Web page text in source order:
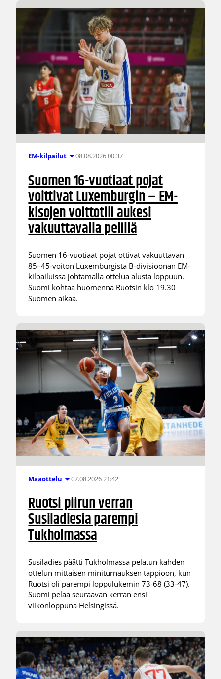
EM-kilpailut 08.08.2026 00:37
Suomen 16-vuotiaat pojat
voittivat Luxemburgin – EM-
kisojen voittotili aukesi
vakuuttavalla pelillä
Suomen 16-vuotiaat pojat ottivat vakuuttavan
85–45-voiton Luxemburgista B-divisioonan EM-
kilpailuissa johtamalla ottelua alusta loppuun.
Suomi kohtaa huomenna Ruotsin klo 19.30
Suomen aikaa.
Maaottelu 07.08.2026 21:42
Ruotsi piirun verran
Susiladiesia parempi
Tukholmassa
Susiladies päätti Tukholmassa pelatun kahden
ottelun mittaisen miniturnauksen tappioon, kun
Ruotsi oli parempi loppulukemin 73-68 (33-47).
Suomi pelaa seuraavan kerran ensi
viikonloppuna Helsingissä.